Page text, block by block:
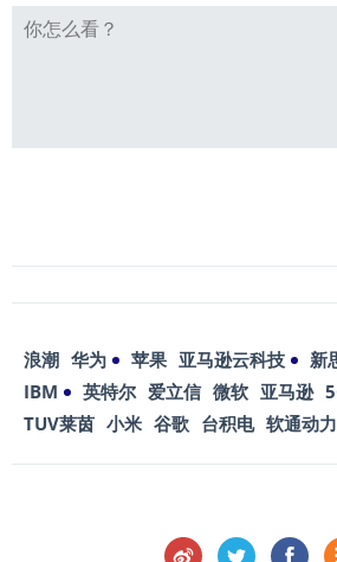
浪潮 华为 苹果 亚马逊云科技 新
IBM
英特尔 爱立信 微软 亚马逊
TUV莱茵 小米 谷歌 台积电 软通动力